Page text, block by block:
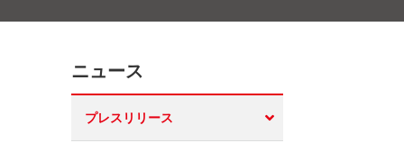
ニュース
プレスリリース